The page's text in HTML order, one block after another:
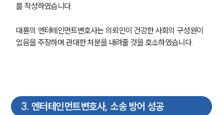
를 작성하였습니다.
대륜의 엔터테인먼트변호사는 의뢰인이 건강한 사회의 구성원이
었음을 주장하며 관대한 처분을 내려줄 것을 호소하였습니다.
3. 엔터테인먼트변호사, 소송 방어 성공